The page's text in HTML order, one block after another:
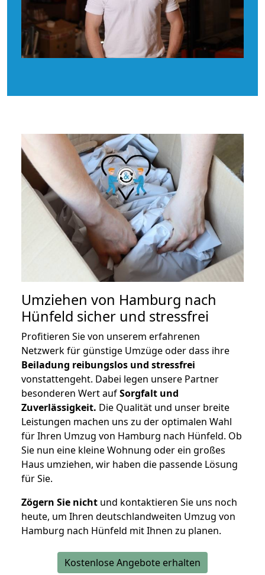
Umziehen von Hamburg nach
Hünfeld sicher und stressfrei
Profitieren Sie von unserem erfahrenen
Netzwerk für günstige Umzüge oder dass ihre
Beiladung reibungslos und stressfrei
vonstattengeht. Dabei legen unsere Partner
besonderen Wert aufSorgfalt und
Zuverlässigkeit. Die Qualität und unser breite
Leistungen machen uns zu der optimalen Wahl
für Ihren Umzug von Hamburg nach Hünfeld. Ob
Sie nun eine kleine Wohnung oder ein großes
Haus umziehen, wir haben die passende Lösung
für Sie.
Zögern Sie nicht und kontaktieren Sie uns noch
heute, um Ihren deutschlandweiten Umzug von
Hamburg nach Hünfeld mit Ihnen zu planen.
Kostenlose Angebote erhalten